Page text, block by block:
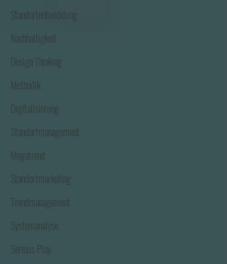
Standortentwicklung
Nachhaltigkeit
Design Thinking
Methodik
Digitalisierung
Standortmanagement
Megatrend
Standortmarketing
Trendmanagement
Systemanalyse
Serious Play